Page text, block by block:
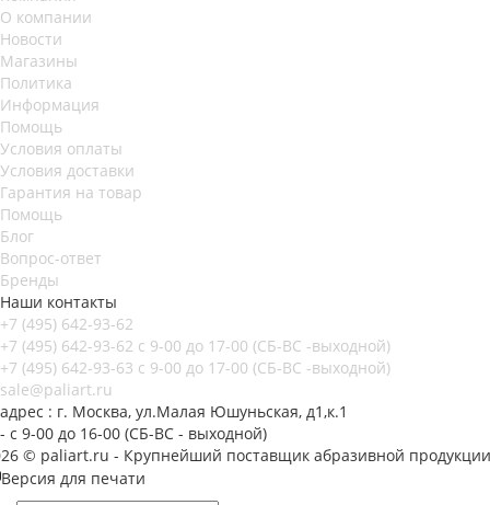
О компании
Новости
Магазины
Политика
Информация
Помощь
Условия оплаты
Условия доставки
Гарантия на товар
Помощь
Блог
Вопрос-ответ
Бренды
Наши контакты
+7 (495) 642-93-62
+7 (495) 642-93-62 c 9-00 до 17-00 (СБ-ВС -выходной)
+7 (495) 642-93-63 c 9-00 до 17-00 (СБ-ВС -выходной)
sale@paliart.ru
адрес : г. Москва, ул.Малая Юшуньская, д1,к.1
- c 9-00 до 16-00 (СБ-ВС - выходной)
© paliart.ru - Крупнейший поставщик абразивной продукции
Версия для печати